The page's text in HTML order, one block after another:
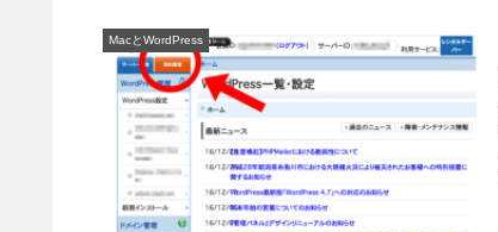
MacとWordPress